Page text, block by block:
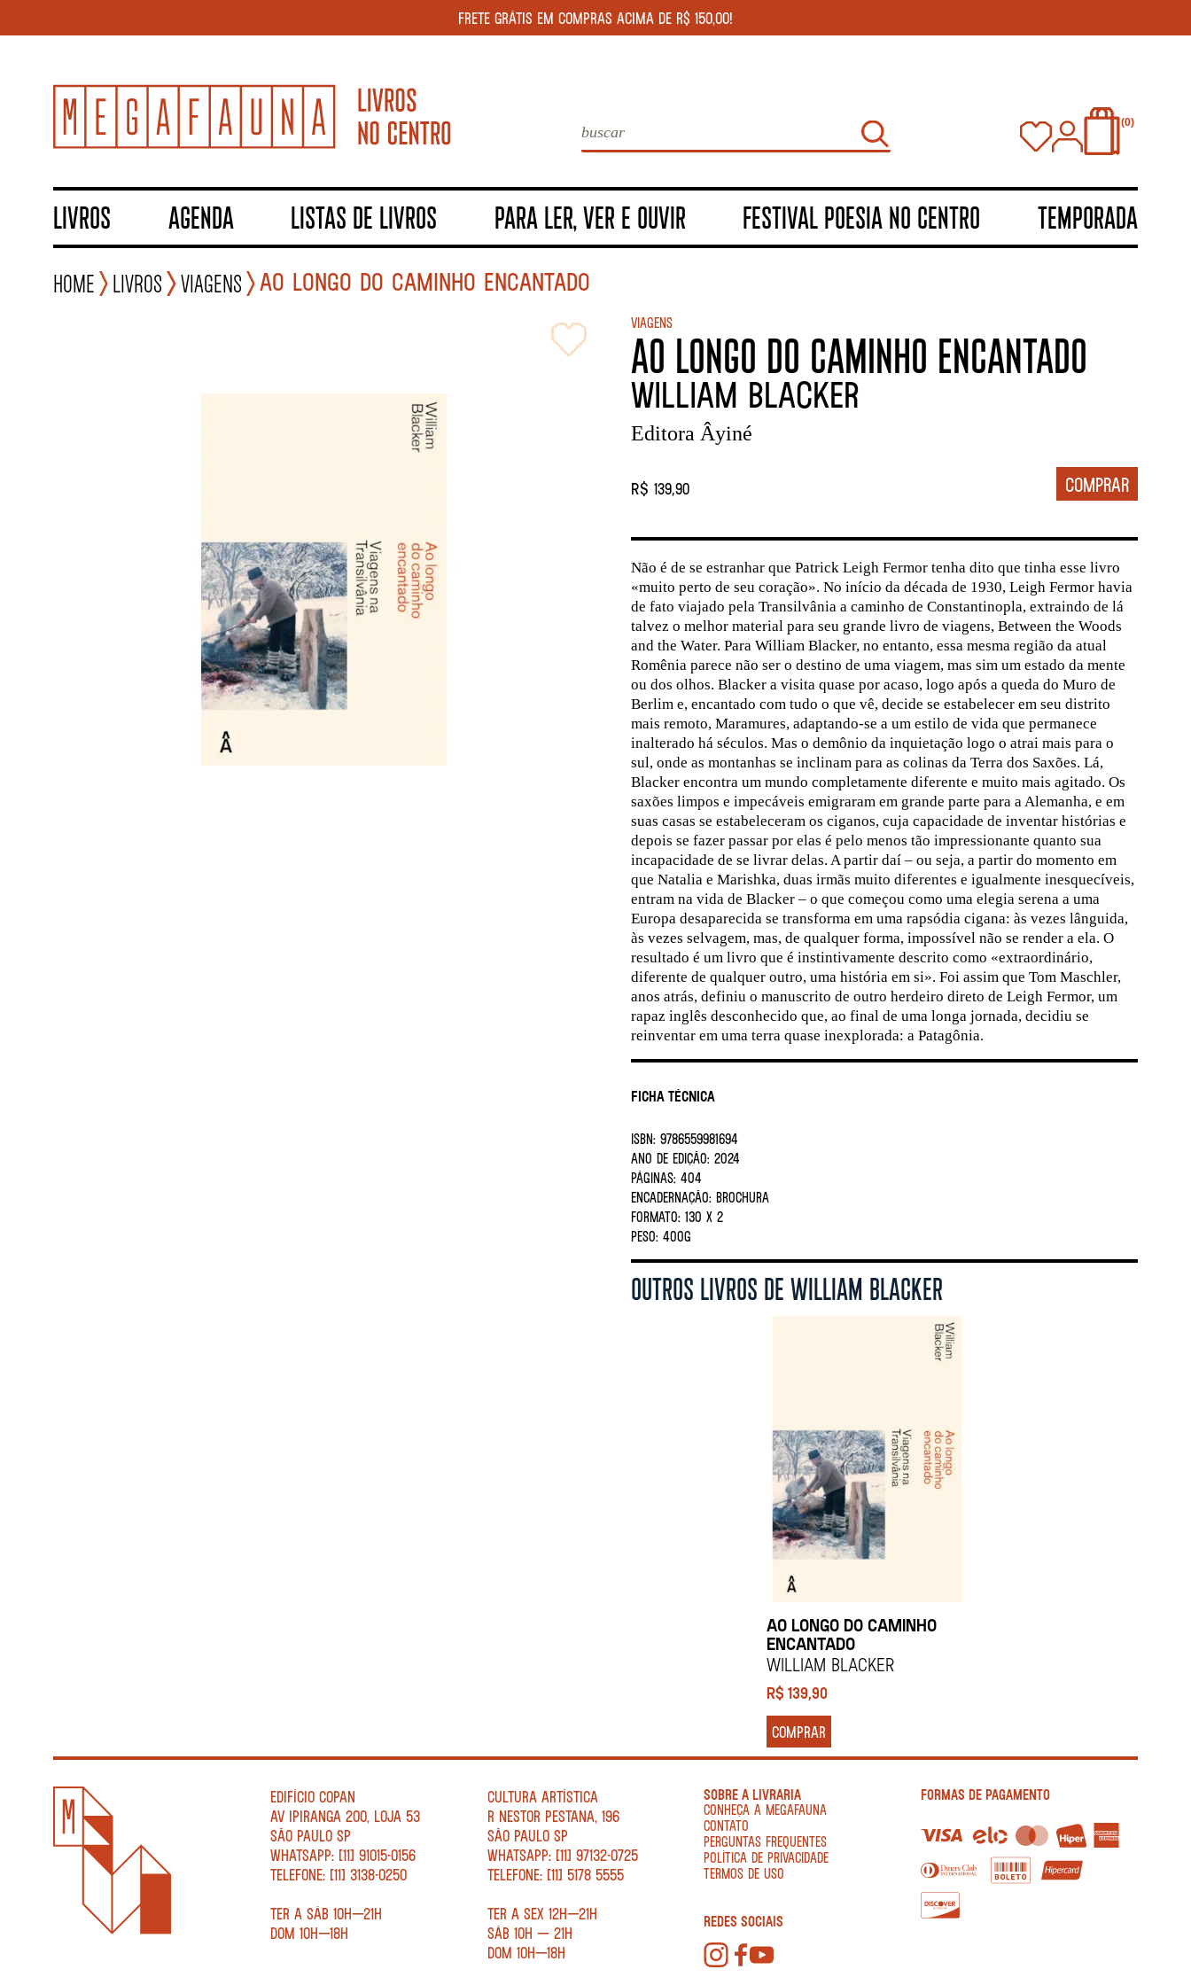
FRETE GRÁTIS EM COMPRAS ACIMA DE R$ 150,00!
0
LIVROS AGENDA LISTAS DE LIVROS PARA LER, VER E OUVIR FESTIVAL POESIA NO CENTRO TEMPORADA
Home Livros Viagens AO LONGO DO CAMINHO ENCANTADO
Viagens
AO LONGO DO CAMINHO ENCANTADO
William Blacker
Editora Âyiné
R$ 139,90
Ficha Técnica
ISBN: 9786559981694
ANO DE EDIÇÃO: 2024
PÁGINAS: 404
ENCADERNAÇÃO: BROCHURA
FORMATO: 130 X 2
PESO: 400G
Não é de se estranhar que Patrick Leigh Fermor tenha dito que tinha esse livro
«muito perto de seu coração». No início da década de 1930, Leigh Fermor havia
de fato viajado pela Transilvânia a caminho de Constantinopla, extraindo de lá
talvez o melhor material para seu grande livro de viagens, Between the Woods
and the Water. Para William Blacker, no entanto, essa mesma região da atual
Romênia parece não ser o destino de uma viagem, mas sim um estado da mente
ou dos olhos. Blacker a visita quase por acaso, logo após a queda do Muro de
Berlim e, encantado com tudo o que vê, decide se estabelecer em seu distrito
mais remoto, Maramures, adaptando-se a um estilo de vida que permanece
inalterado há séculos. Mas o demônio da inquietação logo o atrai mais para o
sul, onde as montanhas se inclinam para as colinas da Terra dos Saxões. Lá,
Blacker encontra um mundo completamente diferente e muito mais agitado. Os
saxões limpos e impecáveis emigraram em grande parte para a Alemanha, e em
suas casas se estabeleceram os ciganos, cuja capacidade de inventar histórias e
depois se fazer passar por elas é pelo menos tão impressionante quanto sua
incapacidade de se livrar delas. A partir daí – ou seja, a partir do momento em
que Natalia e Marishka, duas irmãs muito diferentes e igualmente inesquecíveis,
entram na vida de Blacker – o que começou como uma elegia serena a uma
Europa desaparecida se transforma em uma rapsódia cigana: às vezes lânguida,
às vezes selvagem, mas, de qualquer forma, impossível não se render a ela. O
resultado é um livro que é instintivamente descrito como «extraordinário,
diferente de qualquer outro, uma história em si». Foi assim que Tom Maschler,
anos atrás, definiu o manuscrito de outro herdeiro direto de Leigh Fermor, um
rapaz inglês desconhecido que, ao final de uma longa jornada, decidiu se
reinventar em uma terra quase inexplorada: a Patagônia.
OUTROS LIVROS DE WILLIAM BLACKER
AO LONGO DO CAMINHO
ENCANTADO
William Blacker
R$139,90
COMPRAR
EDIFÍCIO COPAN
AV IPIRANGA 200, LOJA 53
SÃO PAULO SP
WHATSAPP: [11] 91015-0156
TELEFONE: [11] 3138-0250
TER A SÁB 10H—21H
DOM 10H—18H
CULTURA ARTÍSTICA
R NESTOR PESTANA, 196
SÃO PAULO SP
WHATSAPP: [11] 97132-0725
TELEFONE: [11] 5178 5555
TER A SEX 12H—21H
SÁB 10H — 21H
DOM 10H—18H
SOBRE A LIVRARIA
CONHEÇA A MEGAFAUNA
CONTATO
PERGUNTAS FREQUENTES
POLÍTICA DE PRIVACIDADE
TERMOS DE USO
REDES SOCIAIS
FORMAS DE PAGAMENTO